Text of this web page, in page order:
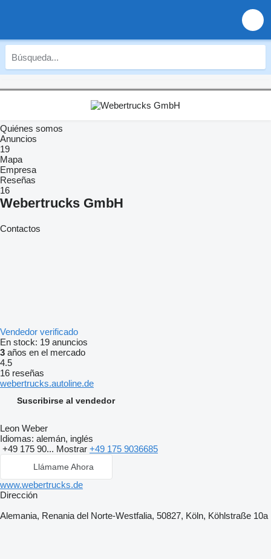
Quiénes somos
Anuncios
19
Mapa
Empresa
Reseñas
16
Webertrucks GmbH
Contactos
Vendedor verificado
En stock: 19 anuncios
3 años en el mercado
4.5
16 reseñas
webertrucks.autoline.de
Suscribirse al vendedor
Leon Weber
Idiomas: alemán, inglés
+49 175 90... Mostrar +49 175 9036685
Llámame Ahora
www.webertrucks.de
Dirección
Alemania, Renania del Norte-Westfalia, 50827, Köln, Köhlstraße 10a